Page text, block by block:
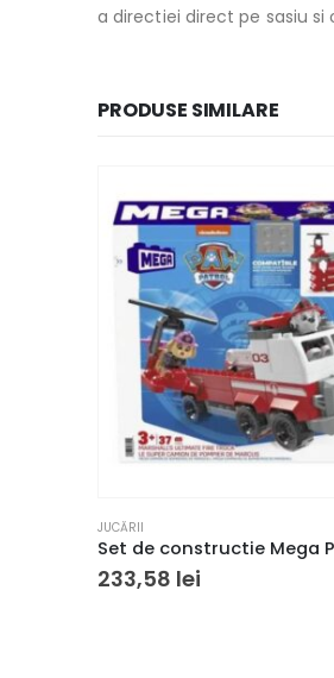
a directiei direct pe sasiu
PRODUSE SIMILARE
JUCĂRII
233,58 lei